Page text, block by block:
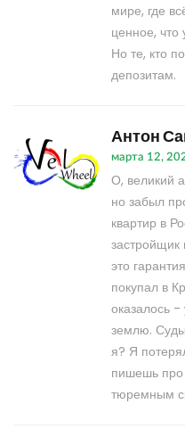
мире, где
ценное, что
Но те, кто
депозитам.
Антон
марта 12,
О, великий
но забыл
квартир в
это
покупал в
оказалось -
землю.
я? Я
пишешь про
тюремным